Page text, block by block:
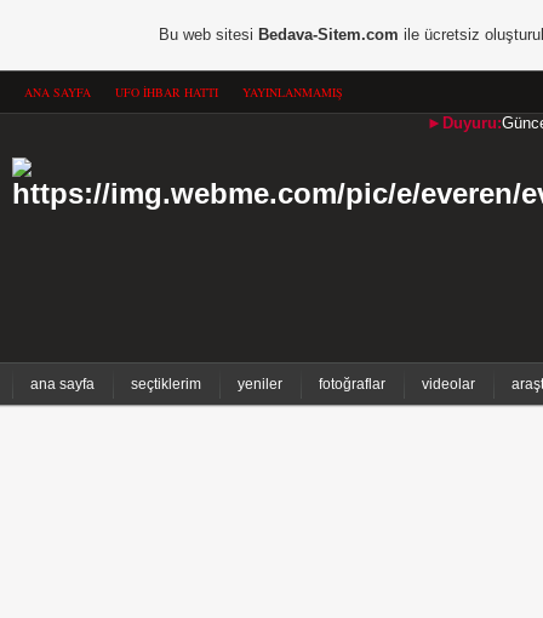
ANA SAYFA UFO İHBAR HATTI YAYINLANMAMIŞ
►Duyuru:
ana sayfa seçtiklerim yeniler fotoğraflar videolar
Bu web sitesi Bedava-Sitem.com ile ücretsiz